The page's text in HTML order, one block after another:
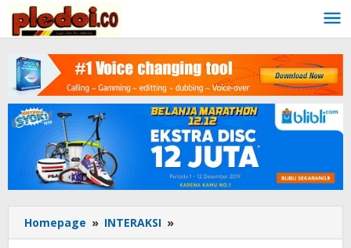
content
Homepage » INTERAKSI »
RW